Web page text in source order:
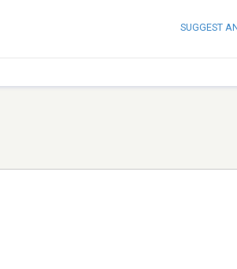
SUGGEST